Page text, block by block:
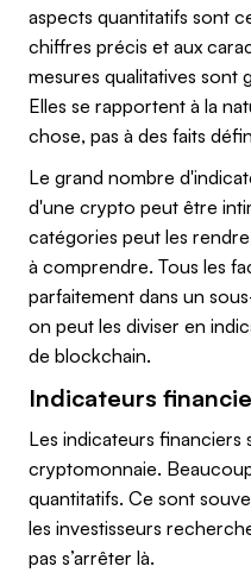
aspects quantitatifs sont
chiffres précis et aux
mesures qualitatives sont
Elles se rapportent à la
chose, pas à des faits
Le grand nombre
d'une crypto peut être
catégories peut les
à comprendre. Tous les
parfaitement dans un
on peut les diviser en
de blockchain.
Indicateurs
Les indicateurs financiers
cryptomonnaie.
quantitatifs. Ce sont
les investisseurs
pas s’arrêter là.